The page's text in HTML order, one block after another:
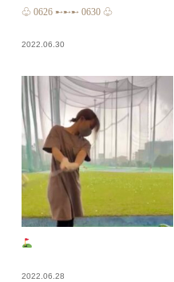
♧ 0626 ➸➸➸ 0630 ♧
2022.06.30
2022.06.28